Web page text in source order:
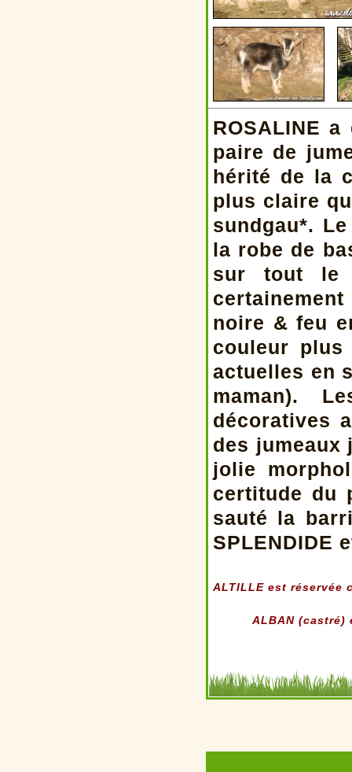
ROSALINE
paire de
hérité de la
plus claire
sundgau*.
la robe de
sur tout le
noire & feu
couleur
actuelles en
maman).
décoratives
des
jolie
certitude du
sauté la
SPLENDIDE
ALTILLE est réservée
ALBAN (castré)